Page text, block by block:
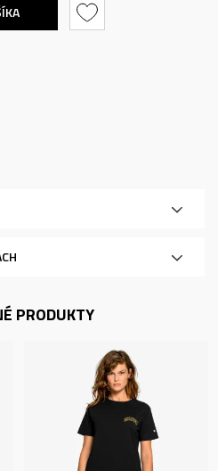
PRODUKTY